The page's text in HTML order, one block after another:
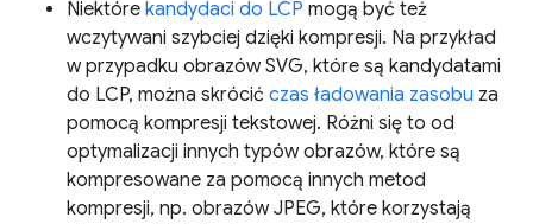
Niektóre kandydaci do LCP mogą być też
wczytywani szybciej dzięki kompresji. Na przykład
w przypadku obrazów SVG, które są kandydatami
do LCP, można skrócić czas ładowania zasobu za
pomocą kompresji tekstowej. Różni się to od
optymalizacji innych typów obrazów, które są
kompresowane za pomocą innych metod
kompresji, np. obrazów JPEG, które korzystają